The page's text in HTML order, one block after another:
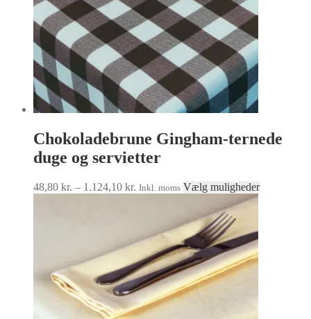
Chokoladebrune Gingham-ternede
duge og servietter
48,80 kr. – 1.124,10 kr. Prisinterval:
1.124,10 kr.
Inkl. moms Vælg mulighederDette